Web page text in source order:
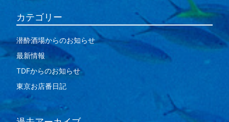
カテゴリー
潜酔酒場からのお知らせ
最新情報
TDFからのお知らせ
東京お店番日記